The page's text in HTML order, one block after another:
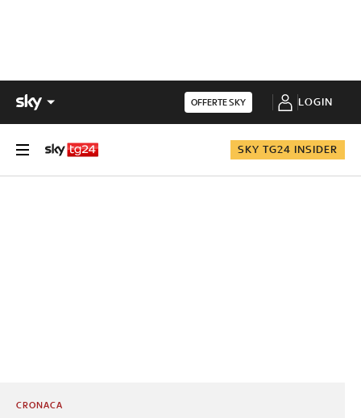
OFFERTE SKY LOGIN
SKY TG24 INSIDER
CRONACA